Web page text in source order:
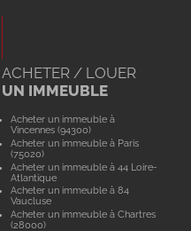
ACHETER / LOUER
UN IMMEUBLE
Acheter un immeuble à
Vincennes (94300)
Acheter un immeuble à Paris
(75020)
Acheter un immeuble à 44 Loire-
Atlantique
Acheter un immeuble à 84
Vaucluse
Acheter un immeuble à Chartres
(28000)